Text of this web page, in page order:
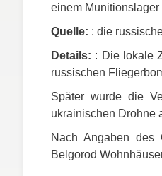
einem Munitionslager
Quelle: : die
Details: : Die lokale
russischen
Später wurde die
ukrainischen Drohne
Nach Angaben des
Belgorod